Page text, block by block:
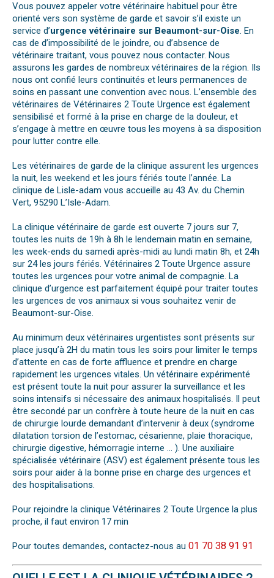
Vous pouvez appeler votre vétérinaire habituel pour être
orienté vers son système de garde et savoir s’il existe un
service d’urgence vétérinaire sur Beaumont-sur-Oise. En
cas de d’impossibilité de le joindre, ou d’absence de
vétérinaire traitant, vous pouvez nous contacter. Nous
assurons les gardes de nombreux vétérinaires de la région. Ils
nous ont confié leurs continuités et leurs permanences de
soins en passant une convention avec nous. L’ensemble des
vétérinaires de Vétérinaires 2 Toute Urgence est également
sensibilisé et formé à la prise en charge de la douleur, et
s’engage à mettre en œuvre tous les moyens à sa disposition
pour lutter contre elle.
Les vétérinaires de garde de la clinique assurent les urgences
la nuit, les weekend et les jours fériés toute l’année. La
clinique de Lisle-adam vous accueille au 43 Av. du Chemin
Vert, 95290 L’Isle-Adam.
La clinique vétérinaire de garde est ouverte 7 jours sur 7,
toutes les nuits de 19h à 8h le lendemain matin en semaine,
les week-ends du samedi après-midi au lundi matin 8h, et 24h
sur 24 les jours fériés. Vétérinaires 2 Toute Urgence assure
toutes les urgences pour votre animal de compagnie. La
clinique d’urgence est parfaitement équipé pour traiter toutes
les urgences de vos animaux si vous souhaitez venir de
Beaumont-sur-Oise.
Au minimum deux vétérinaires urgentistes sont présents sur
place jusqu’à 2H du matin tous les soirs pour limiter le temps
d’attente en cas de forte affluence et prendre en charge
rapidement les urgences vitales. Un vétérinaire expérimenté
est présent toute la nuit pour assurer la surveillance et les
soins intensifs si nécessaire des animaux hospitalisés. Il peut
être secondé par un confrère à toute heure de la nuit en cas
de chirurgie lourde demandant d’intervenir à deux (syndrome
dilatation torsion de l’estomac, césarienne, plaie thoracique,
chirurgie digestive, hémorragie interne … ). Une auxiliaire
spécialisée vétérinaire (ASV) est également présente tous les
soirs pour aider à la bonne prise en charge des urgences et
des hospitalisations.
Pour rejoindre la clinique Vétérinaires 2 Toute Urgence la plus
proche, il faut environ 17 min
Pour toutes demandes, contactez-nous au 01 70 38 91 91